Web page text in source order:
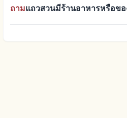
ถามแถวสวนมีร้านอาหารหรือข